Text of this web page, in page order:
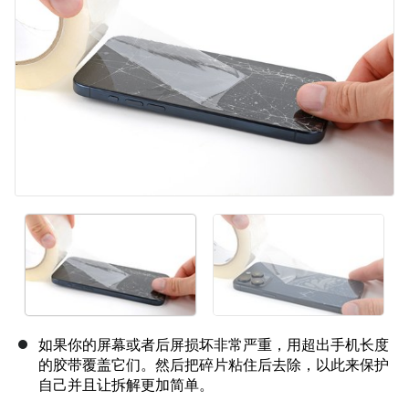
如果你的屏幕或者后屏损坏非常严重，用超出手机长度
的胶带覆盖它们。然后把碎片粘住后去除，以此来保护
自己并且让拆解更加简单。